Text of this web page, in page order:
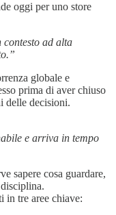
oggi per uno store
ad alta
globale e
prima di aver chiuso
delle decisioni.
e arriva in tempo
sapere cosa guardare,
in tre aree chiave: